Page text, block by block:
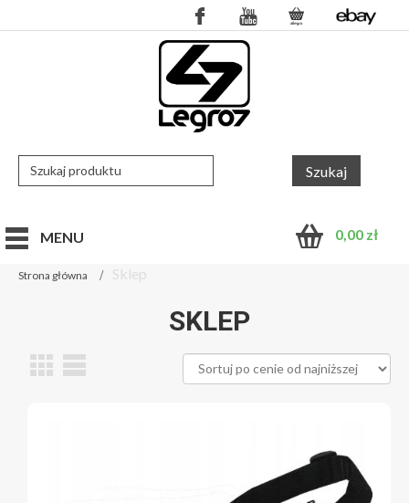
0,00 zł
MENU
Strona główna Sklep
SKLEP